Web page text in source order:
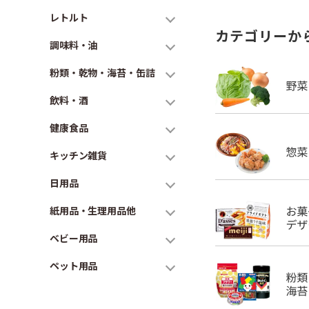
レトルト
調味料・油
粉類・乾物・海苔・缶詰
飲料・酒
健康食品
キッチン雑貨
日用品
紙用品・生理用品他
ベビー用品
ペット用品
カテゴリーか